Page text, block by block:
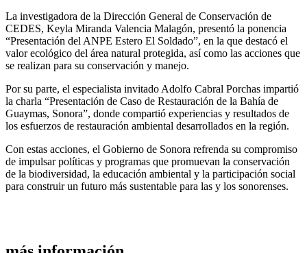
La investigadora de la Dirección General de Conservación de
CEDES, Keyla Miranda Valencia Malagón, presentó la ponencia
“Presentación del ANPE Estero El Soldado”, en la que destacó el
valor ecológico del área natural protegida, así como las acciones que
se realizan para su conservación y manejo.
Por su parte, el especialista invitado Adolfo Cabral Porchas impartió
la charla “Presentación de Caso de Restauración de la Bahía de
Guaymas, Sonora”, donde compartió experiencias y resultados de
los esfuerzos de restauración ambiental desarrollados en la región.
Con estas acciones, el Gobierno de Sonora refrenda su compromiso
de impulsar políticas y programas que promuevan la conservación
de la biodiversidad, la educación ambiental y la participación social
para construir un futuro más sustentable para las y los sonorenses.